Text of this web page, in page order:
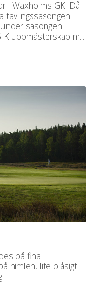
i Waxholms GK. Då
tävlingssäsongen
säsongen
m...
på fina
himlen, lite blåsigt